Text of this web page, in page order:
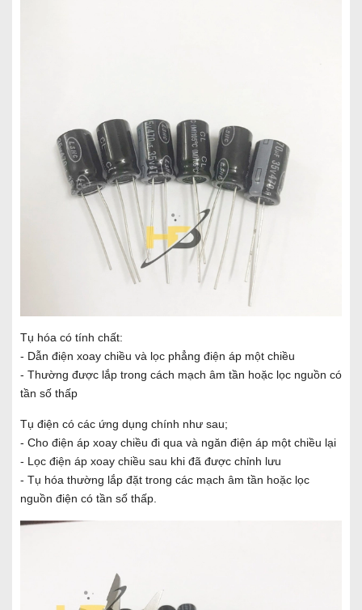
Tụ hóa có tính chất:
- Dẫn điện xoay chiều và lọc phẳng điện áp một chiều
- Thường được lắp trong cách mạch âm tần hoặc lọc nguồn có
tần số thấp
Tụ điện có các ứng dụng chính như sau;
- Cho điện áp xoay chiều đi qua và ngăn điện áp một chiều lại
- Lọc điện áp xoay chiều sau khi đã được chỉnh lưu
- Tụ hóa thường lắp đặt trong các mạch âm tần hoặc lọc
nguồn điện có tần số thấp.